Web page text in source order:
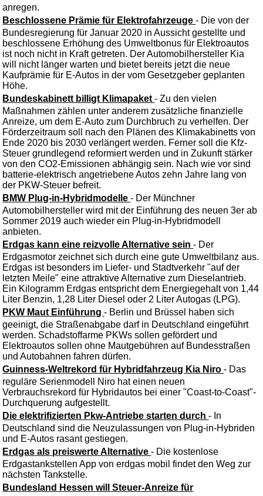
anregen.
Beschlossene Prämie für Elektrofahrzeuge- Die von der
Bundesregierung für Januar 2020 in Aussicht gestellte und
beschlossene Erhöhung des Umweltbonus für Elektroautos
ist noch nicht in Kraft getreten. Der Automobilhersteller Kia
will nicht länger warten und bietet bereits jetzt die neue
Kaufprämie für E-Autos in der vom Gesetzgeber geplanten
Höhe.
Bundeskabinett billigt Klimapaket- Zu den vielen
Maßnahmen zählen unter anderem zusätzliche finanzielle
Anreize, um dem E-Auto zum Durchbruch zu verhelfen. Der
Förderzeitraum soll nach den Plänen des Klimakabinetts von
Ende 2020 bis 2030 verlängert werden. Ferner soll die Kfz-
Steuer grundlegend reformiert werden und in Zukunft stärker
von den CO2-Emissionen abhängig sein. Nach wie vor sind
batterie-elektrisch angetriebene Autos zehn Jahre lang von
der PKW-Steuer befreit.
BMW Plug-in-Hybridmodelle- Der Münchner
Automobilhersteller wird mit der Einführung des neuen 3er ab
Sommer 2019 auch wieder ein Plug-in-Hybridmodell
anbieten.
Erdgas kann eine reizvolle Alternative sein- Der
Erdgasmotor zeichnet sich durch eine gute Umweltbilanz aus.
Erdgas ist besonders im Liefer- und Stadtverkehr "auf der
letzten Meile" eine attraktive Alternative zum Dieselantrieb.
Ein Kilogramm Erdgas entspricht dem Energiegehalt von 1,44
Liter Benzin, 1,28 Liter Diesel oder 2 Liter Autogas (LPG).
PKW Maut Einführung- Berlin und Brüssel haben sich
geeinigt, die Straßenabgabe darf in Deutschland eingeführt
werden. Schadstoffarme PKWs sollen gefördert und
Elektroautos sollen ohne Mautgebühren auf Bundesstraßen
und Autobahnen fahren dürfen.
Guinness-Weltrekord für Hybridfahrzeug Kia Niro- Das
reguläre Serienmodell Niro hat einen neuen
Verbrauchsrekord für Hybridautos bei einer "Coast-to-Coast"-
Durchquerung aufgestellt.
Die elektrifizierten Pkw-Antriebe starten durch- In
Deutschland sind die Neuzulassungen von Plug-in-Hybriden
und E-Autos rasant gestiegen.
Erdgas als preiswerte Alternative- Die kostenlose
Erdgastankstellen App von erdgas mobil findet den Weg zur
nächsten Tankstelle.
Bundesland Hessen will Steuer-Anreize für